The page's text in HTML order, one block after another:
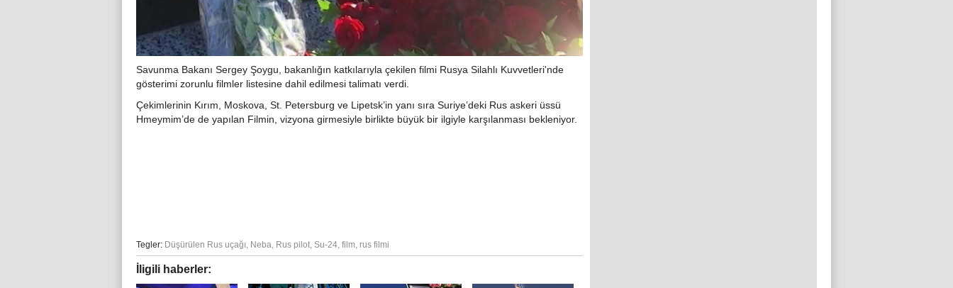
Savunma Bakanı Sergey Şoygu, bakanlığın katkılarıyla çekilen filmi Rusya Silahlı Kuvvetleri'nde
gösterimi zorunlu filmler listesine dahil edilmesi talimatı verdi.
Çekimlerinin Kırım, Moskova, St. Petersburg ve Lipetsk’in yanı sıra Suriye’deki Rus askeri üssü
Hmeymim’de de yapılan Filmin, vizyona girmesiyle birlikte büyük bir ilgiyle karşılanması bekleniyor.
Tegler: Düşürülen Rus uçağı, Neba, Rus pilot, Su-24, film, rus filmi
İligili haberler: